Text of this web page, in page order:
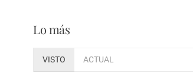
Lo más
VISTO ACTUAL